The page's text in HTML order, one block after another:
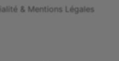
& Mentions Légales